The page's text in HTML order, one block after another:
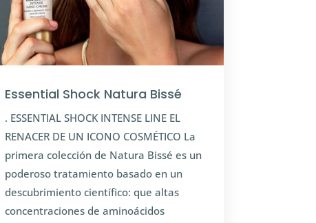
Essential Shock Natura Bissé
. ESSENTIAL SHOCK INTENSE LINE EL
RENACER DE UN ICONO COSMÉTICO La
primera colección de Natura Bissé es un
poderoso tratamiento basado en un
descubrimiento científico: que altas
concentraciones de aminoácidos